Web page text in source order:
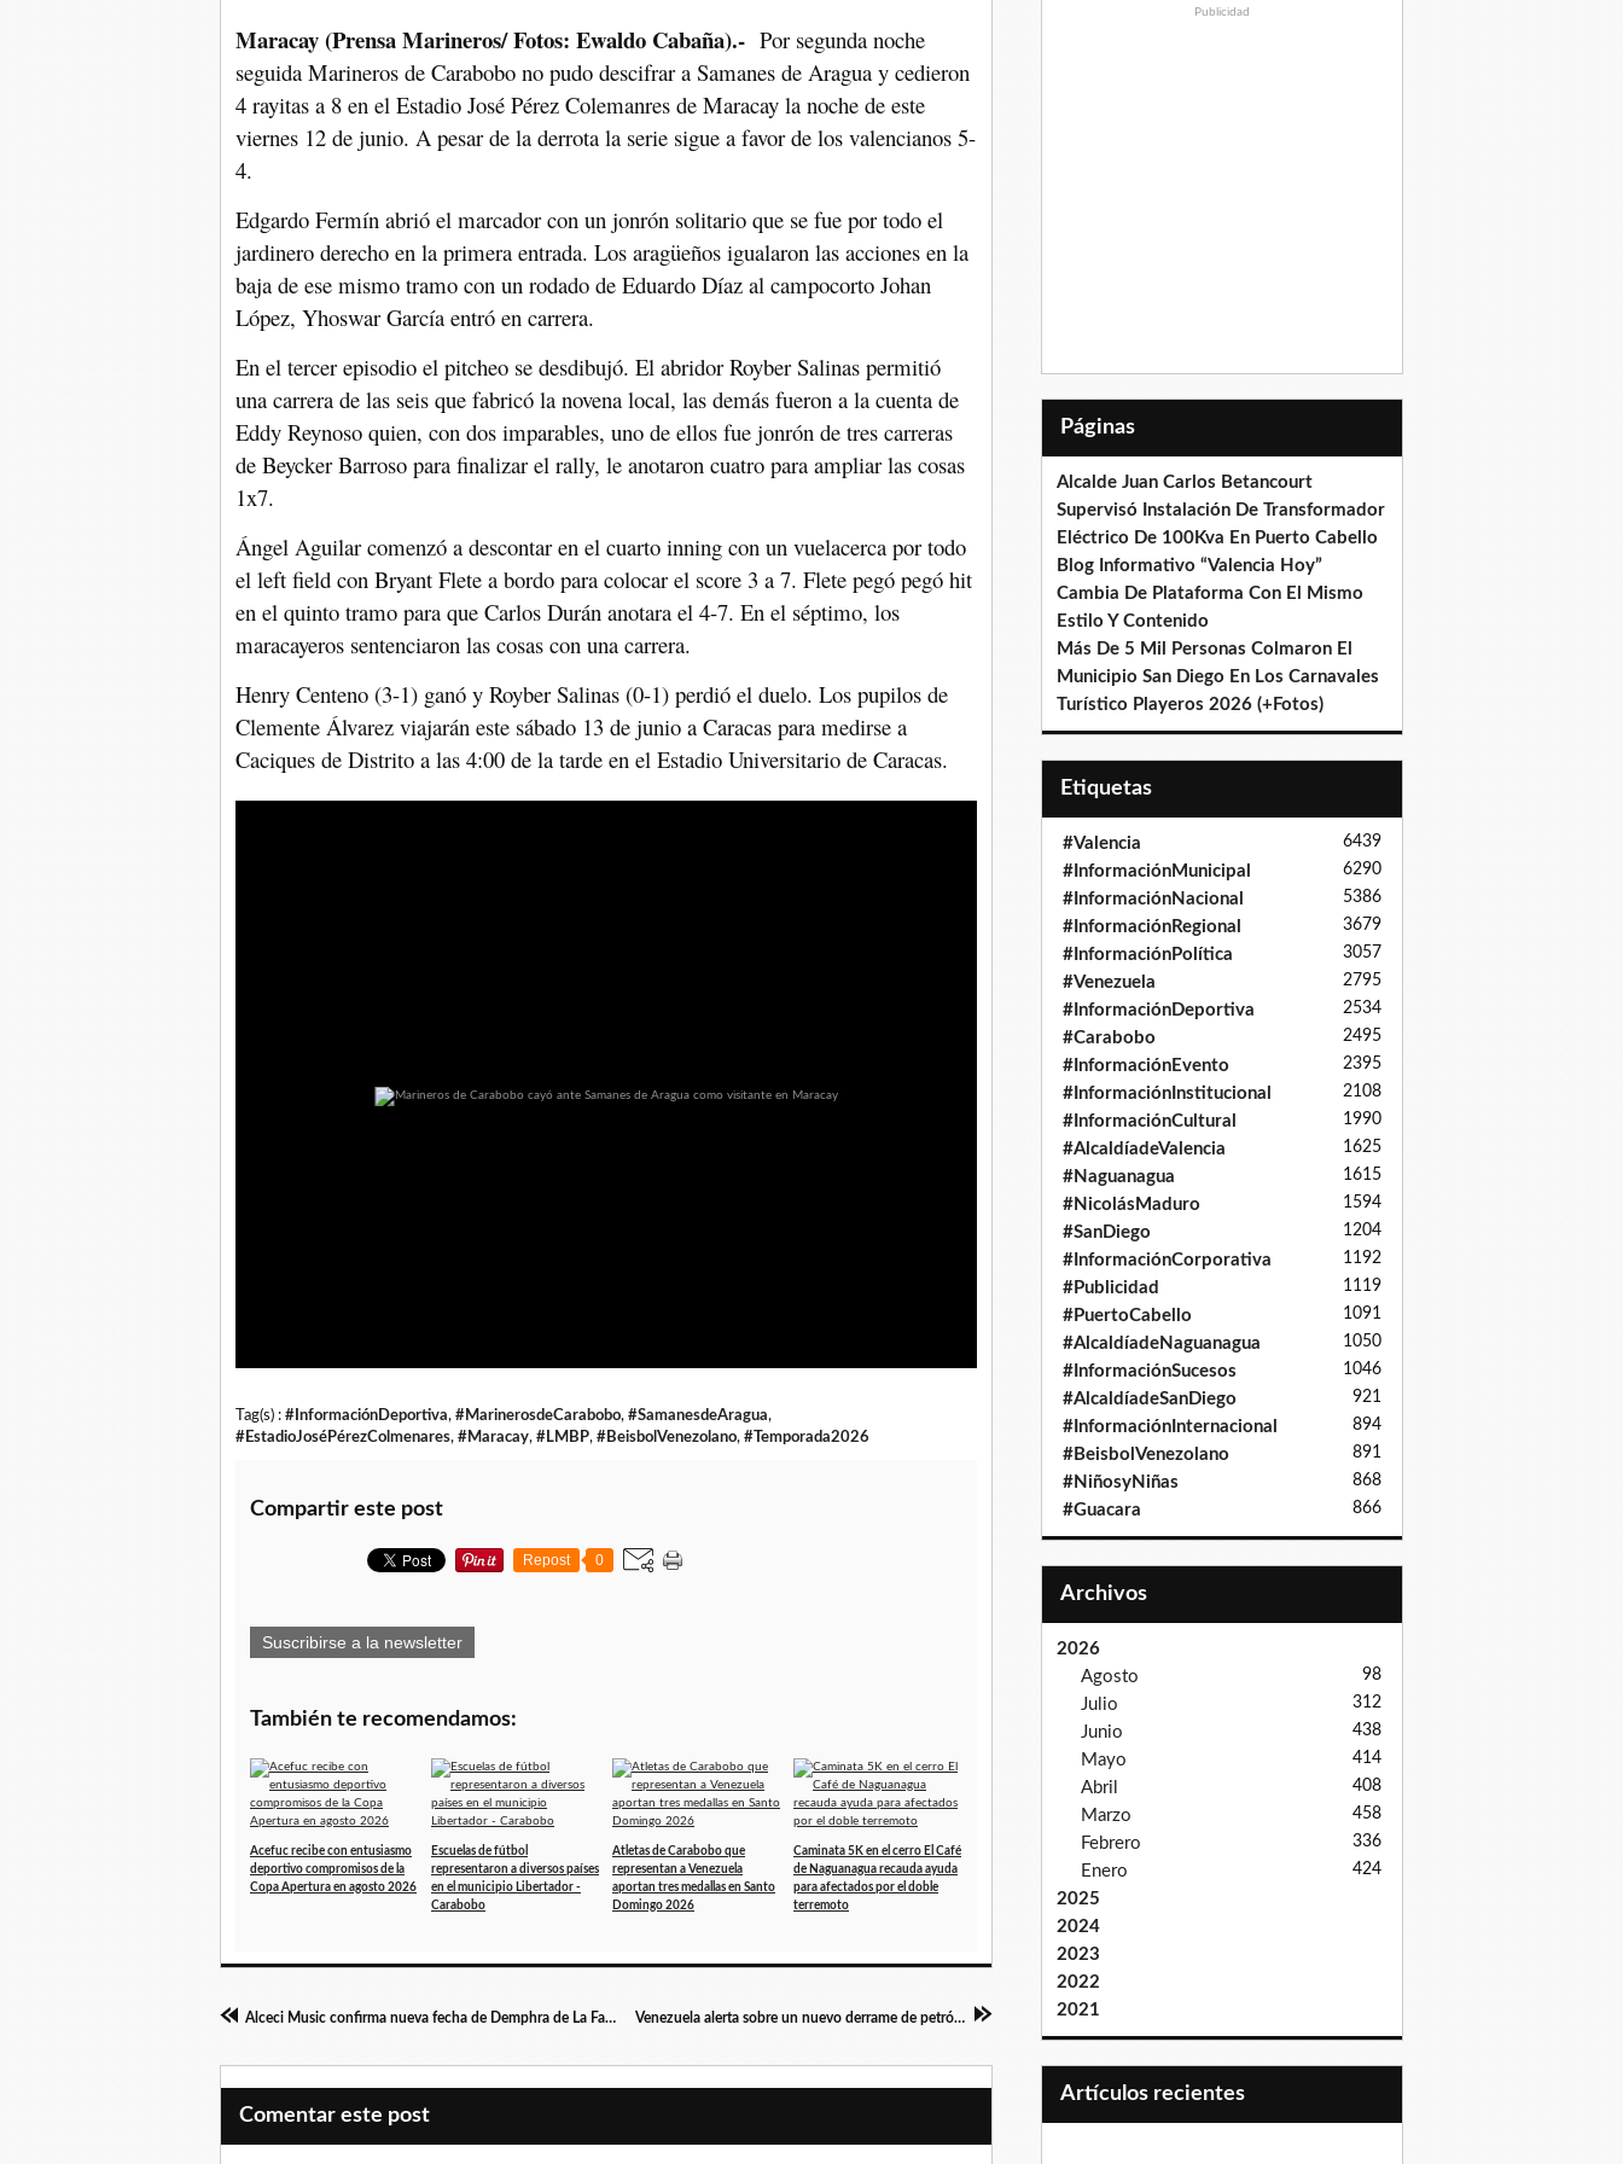
Maracay (Prensa Marineros/ Fotos: Ewaldo Cabaña).- Por segunda noche
seguida Marineros de Carabobo no pudo descifrar a Samanes de Aragua y cedieron
4 rayitas a 8 en el Estadio José Pérez Colemanres de Maracay la noche de este
viernes 12 de junio. A pesar de la derrota la serie sigue a favor de los valencianos 5-
4.
Edgardo Fermín abrió el marcador con un jonrón solitario que se fue por todo el
jardinero derecho en la primera entrada. Los aragüeños igualaron las acciones en la
baja de ese mismo tramo con un rodado de Eduardo Díaz al campocorto Johan
López, Yhoswar García entró en carrera.
En el tercer episodio el pitcheo se desdibujó. El abridor Royber Salinas permitió
una carrera de las seis que fabricó la novena local, las demás fueron a la cuenta de
Eddy Reynoso quien, con dos imparables, uno de ellos fue jonrón de tres carreras
de Beycker Barroso para finalizar el rally, le anotaron cuatro para ampliar las cosas
1x7.
Ángel Aguilar comenzó a descontar en el cuarto inning con un vuelacerca por todo
el left field con Bryant Flete a bordo para colocar el score 3 a 7. Flete pegó pegó hit
en el quinto tramo para que Carlos Durán anotara el 4-7. En el séptimo, los
maracayeros sentenciaron las cosas con una carrera.
Henry Centeno (3-1) ganó y Royber Salinas (0-1) perdió el duelo. Los pupilos de
Clemente Álvarez viajarán este sábado 13 de junio a Caracas para medirse a
Caciques de Distrito a las 4:00 de la tarde en el Estadio Universitario de Caracas.
Tag(s) : #InformaciónDeportiva, #MarinerosdeCarabobo, #SamanesdeAragua,
#EstadioJoséPérezColmenares, #Maracay, #LMBP, #BeisbolVenezolano, #Temporada2026
Compartir este post
Repost 0
Suscribirse a la newsletter
También te recomendamos:
Acefuc recibe con entusiasmo
deportivo compromisos de la
Copa Apertura en agosto 2026
Escuelas de fútbol
representaron a diversos países
en el municipio Libertador -
Carabobo
Atletas de Carabobo que
representan a Venezuela
aportan tres medallas en Santo
Domingo 2026
Caminata 5K en el cerro El Café
de Naguanagua recauda ayuda
para afectados por el doble
terremoto
Alceci Music confirma nueva fecha de Demphra de La Factoría en Valencia en julio 2026 Venezuela alerta sobre un nuevo derrame de petróleo desde Trinidad y Tobago
Comentar este post
Publicidad
Páginas
Alcalde Juan Carlos Betancourt
Supervisó Instalación De Transformador
Eléctrico De 100Kva En Puerto Cabello
Blog Informativo “Valencia Hoy”
Cambia De Plataforma Con El Mismo
Estilo Y Contenido
Más De 5 Mil Personas Colmaron El
Municipio San Diego En Los Carnavales
Turístico Playeros 2026 (+Fotos)
Etiquetas
#Valencia 6439
#InformaciónMunicipal 6290
#InformaciónNacional 5386
#InformaciónRegional 3679
#InformaciónPolítica 3057
#Venezuela 2795
#InformaciónDeportiva 2534
#Carabobo 2495
#InformaciónEvento 2395
#InformaciónInstitucional 2108
#InformaciónCultural 1990
#AlcaldíadeValencia 1625
#Naguanagua 1615
#NicolásMaduro 1594
#SanDiego 1204
#InformaciónCorporativa 1192
#Publicidad 1119
#PuertoCabello 1091
#AlcaldíadeNaguanagua 1050
#InformaciónSucesos 1046
#AlcaldíadeSanDiego 921
#InformaciónInternacional 894
#BeisbolVenezolano 891
#NiñosyNiñas 868
#Guacara 866
Archivos
2026
Agosto
98
Julio 312
Junio 438
Mayo 414
Abril 408
Marzo 458
Febrero 336
Enero 424
2025
2024
2023
2022
2021
Artículos recientes